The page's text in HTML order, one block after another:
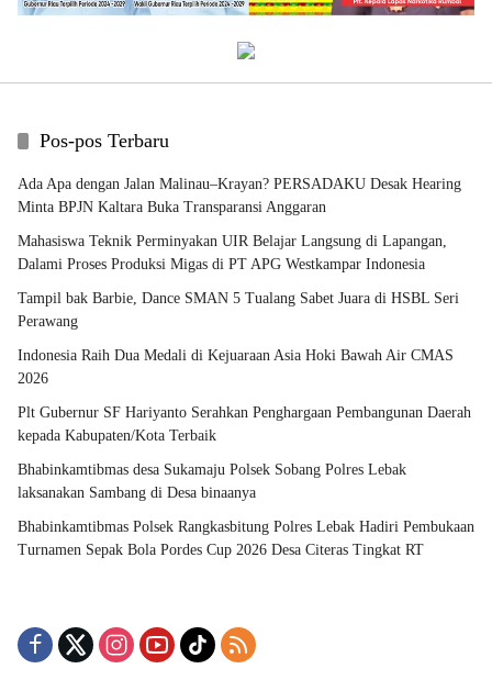
Pos-pos Terbaru
Ada Apa dengan Jalan Malinau–Krayan? PERSADAKU Desak Hearing
Minta BPJN Kaltara Buka Transparansi Anggaran
Mahasiswa Teknik Perminyakan UIR Belajar Langsung di Lapangan,
Dalami Proses Produksi Migas di PT APG Westkampar Indonesia
Tampil bak Barbie, Dance SMAN 5 Tualang Sabet Juara di HSBL Seri
Perawang
Indonesia Raih Dua Medali di Kejuaraan Asia Hoki Bawah Air CMAS
2026
Plt Gubernur SF Hariyanto Serahkan Penghargaan Pembangunan Daerah
kepada Kabupaten/Kota Terbaik
Bhabinkamtibmas desa Sukamaju Polsek Sobang Polres Lebak
laksanakan Sambang di Desa binaanya
Bhabinkamtibmas Polsek Rangkasbitung Polres Lebak Hadiri Pembukaan
Turnamen Sepak Bola Pordes Cup 2026 Desa Citeras Tingkat RT